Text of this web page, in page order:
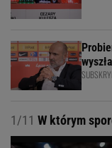
1/11 W którym